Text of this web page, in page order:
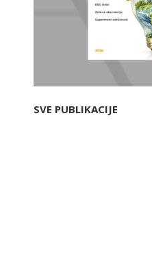
SVE PUBLIKACIJE